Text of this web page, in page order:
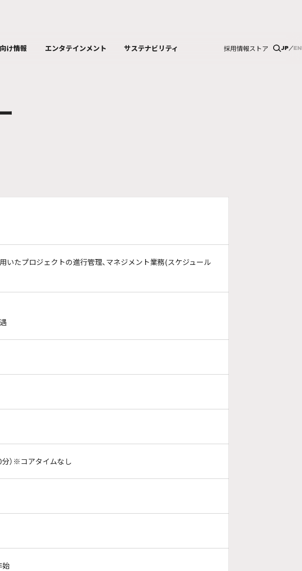
け情報 エンタテインメント サステナビリティ 採用情報ストア JP EN
いたプロジェクトの進行管理、マネジメント業務(スケジュール
）※コアタイムなし
始